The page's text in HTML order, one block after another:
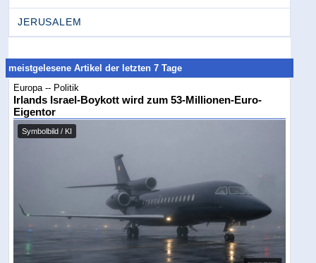
JERUSALEM
meistgelesene Artikel der letzten 7 Tage
Europa -- Politik
Irlands Israel-Boykott wird zum 53-Millionen-Euro-
Eigentor
Symbolbild / KI